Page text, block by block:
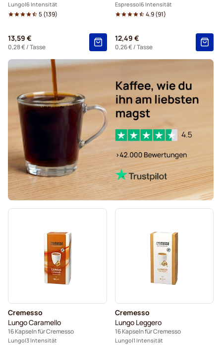
Lungo 6 Intensität
5(139)
13,59 €
0,28 €/ Tasse
Espresso 6 Intensität
4.9(91)
12,49 €
0,26 €/ Tasse
Cremesso
Lungo Caramello
16 Kapseln für Cremesso
Lungo 3 Intensität
Cremesso
Lungo Leggero
16 Kapseln für Cremesso
Lungo 1 Intensität